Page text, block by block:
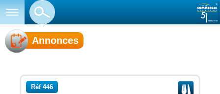
Annonces
Réf 446